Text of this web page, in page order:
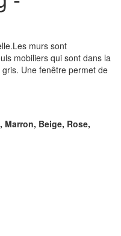
murs sont
mobiliers qui sont dans la
Une fenêtre permet de
Marron, Beige, Rose,